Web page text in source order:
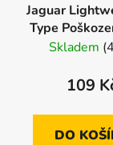
Jaguar
Type
Skladem
109
DO